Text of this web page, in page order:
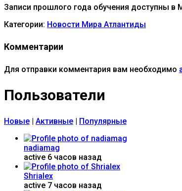
Записи прошлого года обучения доступны в
Категории: Новости Мира Атлантиды
Комментарии
Для отправки комментария вам необходимо
Пользователи
Новые Активные Популярные
nadiamag
active 6 часов назад
Shrialex
active 7 часов назад